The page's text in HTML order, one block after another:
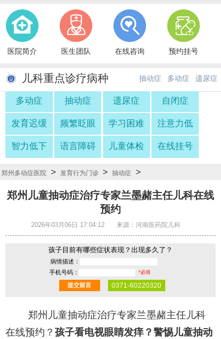
医院简介 医生团队 在线咨询 预约挂号
儿科重点诊疗病种 抽动症
·
多动症
·
遗尿症
多动症 抽动症 遗尿症 自闭症
发育迟缓 频繁眨眼 学习困难 注意力低
智力低下 语言障碍 儿童体检 在线挂号
郑州多动症医院 > 发育行为门诊 > 抽动症 >
郑州儿童抽动症治疗专家兰墨赭主任儿科在线
预约
2026年03月06日 17:04:12 来源：河南医药院儿科
孩子目前有哪些症状表现？出现多久了？
病情描述：
手机号码：
*必填
0371-60220320
郑州儿童抽动症治疗专家兰墨赭主任儿科
在线预约？孩子看电视眼睛发痒？警惕儿童抽动